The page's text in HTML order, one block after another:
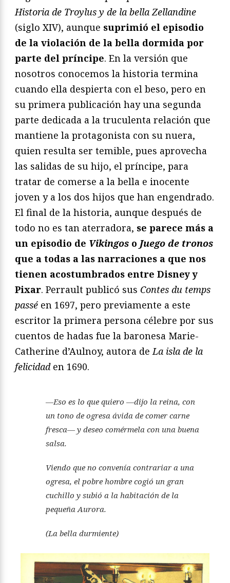
Historia de Troylus y de la bella Zellandine
(siglo XIV), aunque suprimió el episodio
de la violación de la bella dormida por
parte del príncipe. En la versión que
nosotros conocemos la historia termina
cuando ella despierta con el beso, pero en
su primera publicación hay una segunda
parte dedicada a la truculenta relación que
mantiene la protagonista con su nuera,
quien resulta ser temible, pues aprovecha
las salidas de su hijo, el príncipe, para
tratar de comerse a la bella e inocente
joven y a los dos hijos que han engendrado.
El final de la historia, aunque después de
todo no es tan aterradora, se parece más a
un episodio de Vikingos o Juego de tronos
que a todas a las narraciones a que nos
tienen acostumbrados entre Disney y
Pixar. Perrault publicó sus Contes du temps
passé en 1697, pero previamente a este
escritor la primera persona célebre por sus
cuentos de hadas fue la baronesa Marie-
Catherine d’Aulnoy, autora deLa isla de la
felicidaden 1690.
—Eso es lo que quiero —dijo la reina, con
un tono de ogresa ávida de comer carne
fresca— y deseo comérmela con una buena
salsa.
Viendo que no convenía contrariar a una
ogresa, el pobre hombre cogió un gran
cuchillo y subió a la habitación de la
pequeña Aurora.
(La bella durmiente)